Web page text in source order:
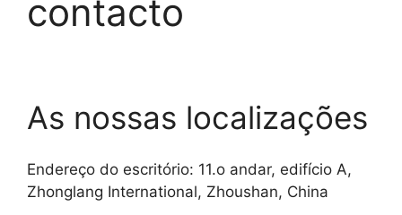
contacto
As nossas localizações
Endereço do escritório: 11.o andar, edifício A,
Zhonglang International, Zhoushan, China